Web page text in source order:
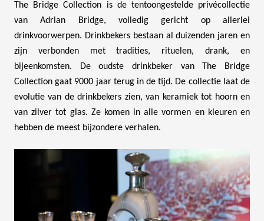
The Bridge Collection is de tentoongestelde privécollectie
van Adrian Bridge, volledig gericht op allerlei
drinkvoorwerpen. Drinkbekers bestaan al duizenden jaren en
zijn verbonden met tradities, rituelen, drank, en
bijeenkomsten. De oudste drinkbeker van The Bridge
Collection gaat 9000 jaar terug in de tijd. De collectie laat de
evolutie van de drinkbekers zien, van keramiek tot hoorn en
van zilver tot glas. Ze komen in alle vormen en kleuren en
hebben de meest bijzondere verhalen.